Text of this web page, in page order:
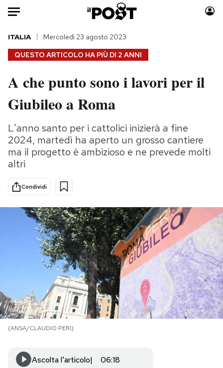
Auto
HOME
Italia
Politica
Tecnologia
Internet
Scienza
Economia
Moda
Storie/Idee
Ok Boomer!
Media
PODCAST
NEWSLETTER
I MIEI PREFERITI
QUESTO ARTICOLO HA PIÙ DI 2 ANNI
ITALIA Mercoledì 23 agosto 2023
A che punto sono i lavori per il
Giubileo a Roma
L'anno santo per i cattolici inizierà a fine
2024, martedì ha aperto un grosso cantiere
ma il progetto è ambizioso e ne prevede molti
altri
Condividi
(ANSA/CLAUDIO PERI)
Ascolta l'articolo 06:18